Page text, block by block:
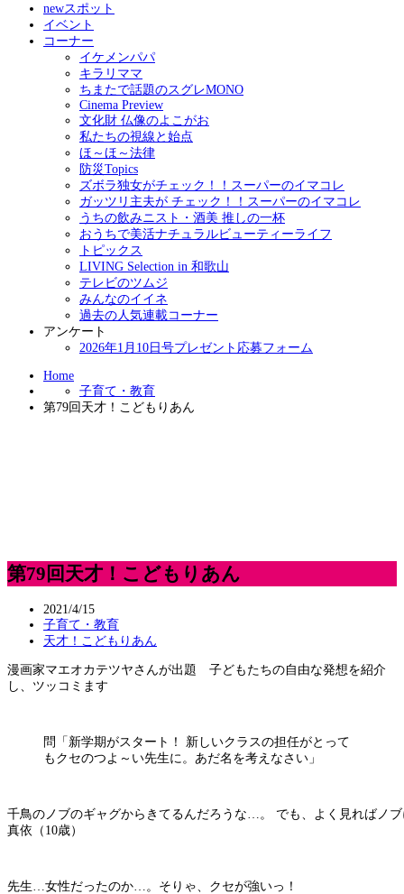
newスポット
イベント
コーナー
イケメンパパ
キラリママ
ちまたで話題のスグレMONO
Cinema Preview
文化財 仏像のよこがお
私たちの視線と始点
ほ～ほ～法律
防災Topics
ズボラ独女がチェック！！スーパーのイマコレ
ガッツリ主夫が チェック！！スーパーのイマコレ
うちの飲みニスト・酒美 推しの一杯
おうちで美活ナチュラルビューティーライフ
トピックス
LIVING Selection in 和歌山
テレビのツムジ
みんなのイイネ
過去の人気連載コーナー
アンケート
2026年1月10日号プレゼント応募フォーム
Home
子育て・教育
第79回天才！こどもりあん
第79回天才！こどもりあん
2021/4/15
子育て・教育
天才！こどもりあん
漫画家マエオカテツヤさんが出題 子どもたちの自由な発想を紹介
し、ツッコミます
問「新学期がスタート！ 新しいクラスの担任がとって
もクセのつよ～い先生に。あだ名を考えなさい」
千鳥のノブのギャグからきてるんだろうな…。 でも、よく見ればノ
真依（10歳）
先生…女性だったのか…。そりゃ、クセが強いっ！